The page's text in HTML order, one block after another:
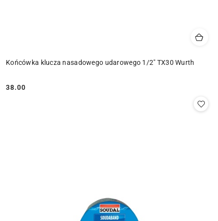
Końcówka klucza nasadowego udarowego 1/2" TX30 Wurth
Cena:
38.00